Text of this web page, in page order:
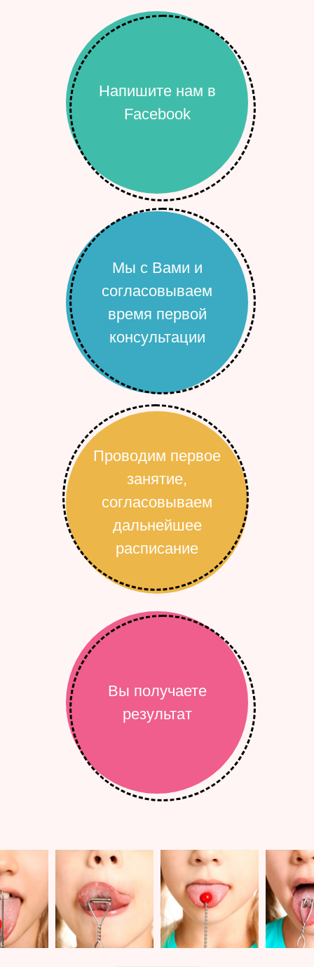
Напишите нам в
Facebook
Мы с Вами и
согласовываем
время первой
консультации
Проводим первое
занятие,
согласовываем
дальнейшее
расписание
Вы получаете
результат